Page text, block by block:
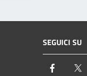
SEGUICI SU
Facebook